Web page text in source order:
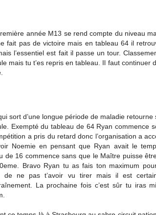
année M13 se rend compte du niveau
fait pas de victoire mais en tableau 64 il
l’essentiel est fait il passe un tour.
mais tu t’es repris en tableau. Il faut continuer
sort d’une longue période de maladie
Exempté du tableau de 64 Ryan commence
a pris du retard donc l’organisation a
Noemie en pensant que Ryan avait le
de 16 commence sans que le Maître puisse
Bravo Ryan tu as fais ton maximum
de ne pas t’avoir vu tirer mais il est
La prochaine fois c’est sûr tu iras